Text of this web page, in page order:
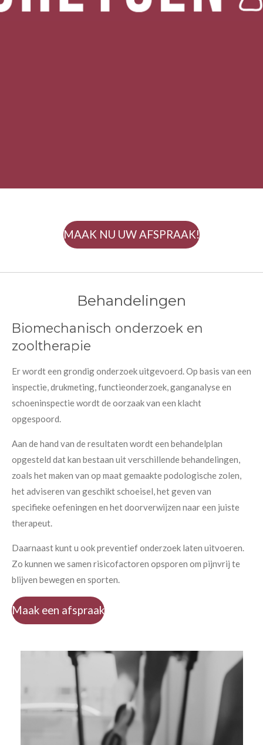
MAAK NU UW AFSPRAAK!
Behandelingen
Biomechanisch onderzoek en
zooltherapie
Er wordt een grondig onderzoek uitgevoerd. Op basis van een
inspectie, drukmeting, functieonderzoek, ganganalyse en
schoeninspectie wordt de oorzaak van een klacht
opgespoord.
Aan de hand van de resultaten wordt een behandelplan
opgesteld dat kan bestaan uit verschillende behandelingen,
zoals het maken van op maat gemaakte podologische zolen,
het adviseren van geschikt schoeisel, het geven van
specifieke oefeningen en het doorverwijzen naar een juiste
therapeut.
Daarnaast kunt u ook preventief onderzoek laten uitvoeren.
Zo kunnen we samen risicofactoren opsporen om pijnvrij te
blijven bewegen en sporten.
Maak een afspraak